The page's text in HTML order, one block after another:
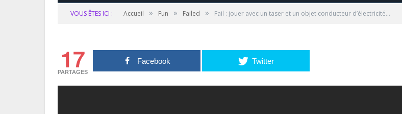
VOUS ÊTES ICI : Accueil » Fun » Failed » Fail : jouer avec un taser et un objet conducteur d’électricité…
17
PARTAGES
Facebook Twitter